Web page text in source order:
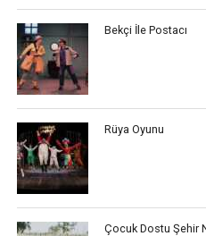
Bekçi İle Postacı
Rüya Oyunu
Çocuk Dostu Şehir